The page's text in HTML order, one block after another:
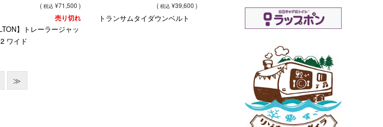
( 税込 ¥71,500 )
売り切れ
】トレーラージャッ
ワイド
( 税込 ¥39,600 )
トランサムタイダウンベルト
≫